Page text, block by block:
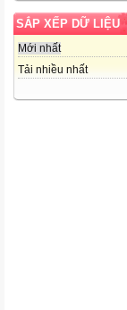
SẮP XẾP DỮ LIỆU
Mới nhất
Tải nhiều nhất